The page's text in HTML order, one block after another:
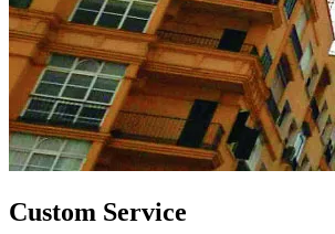
Custom Service